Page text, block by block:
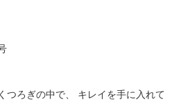
つろぎの中で、 キレイを手に入れて